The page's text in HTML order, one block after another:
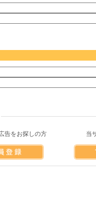
告をお探しの方 当